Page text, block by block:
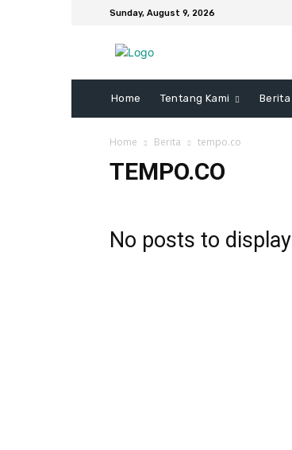
Sunday, August 9, 2026
Home Tentang Kami Berita
Home Berita tempo.co
TEMPO.CO
No posts to display